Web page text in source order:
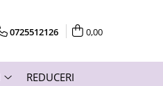
0725512126 0,00
REDUCERI